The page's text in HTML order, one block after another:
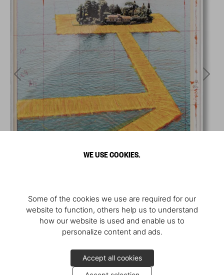
WE USE COOKIES.
Some of the cookies we use are required for our
website to function, others help us to understand
how our website is used and enable us to
personalize content and ads.
Accept all cookies